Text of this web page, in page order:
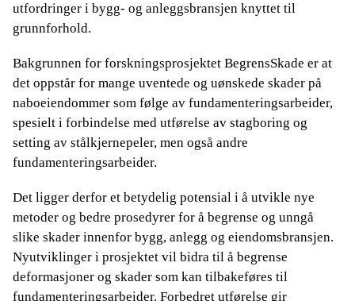
utfordringer i bygg- og anleggsbransjen knyttet til
grunnforhold.
Bakgrunnen for forskningsprosjektet BegrensSkade er at
det oppstår for mange uventede og uønskede skader på
naboeiendommer som følge av fundamenteringsarbeider,
spesielt i forbindelse med utførelse av stagboring og
setting av stålkjernepeler, men også andre
fundamenteringsarbeider.
Det ligger derfor et betydelig potensial i å utvikle nye
metoder og bedre prosedyrer for å begrense og unngå
slike skader innenfor bygg, anlegg og eiendomsbransjen.
Nyutviklinger i prosjektet vil bidra til å begrense
deformasjoner og skader som kan tilbakeføres til
fundamenteringsarbeider. Forbedret utførelse gir